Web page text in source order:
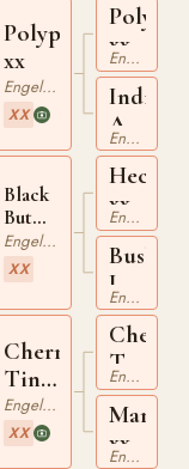
Polyphonic
xx
Engelskt Fullblod
XX
Black
But
Comely
xx
Engelskt Fullblod
XX
Cherry
Tint
xx
Engelskt Fullblod
XX
xxEngelskt Fullblod
Indian
Air
xxEngelskt Fullblod
Hector
xxEngelskt Fullblod
Lass
xxEngelskt Fullblod
Cherry
Tree
xxEngelskt Fullblod
xxEngelskt Fullblod